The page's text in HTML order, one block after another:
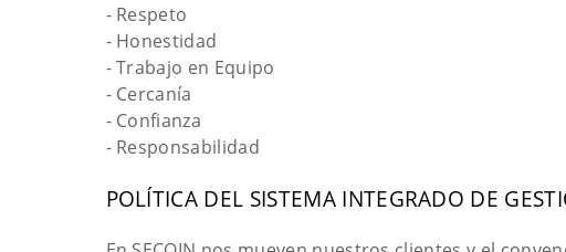
- Respeto
- Honestidad
- Trabajo en Equipo
- Cercanía
- Confianza
- Responsabilidad
POLÍTICA DEL SISTEMA INTEGRADO DE